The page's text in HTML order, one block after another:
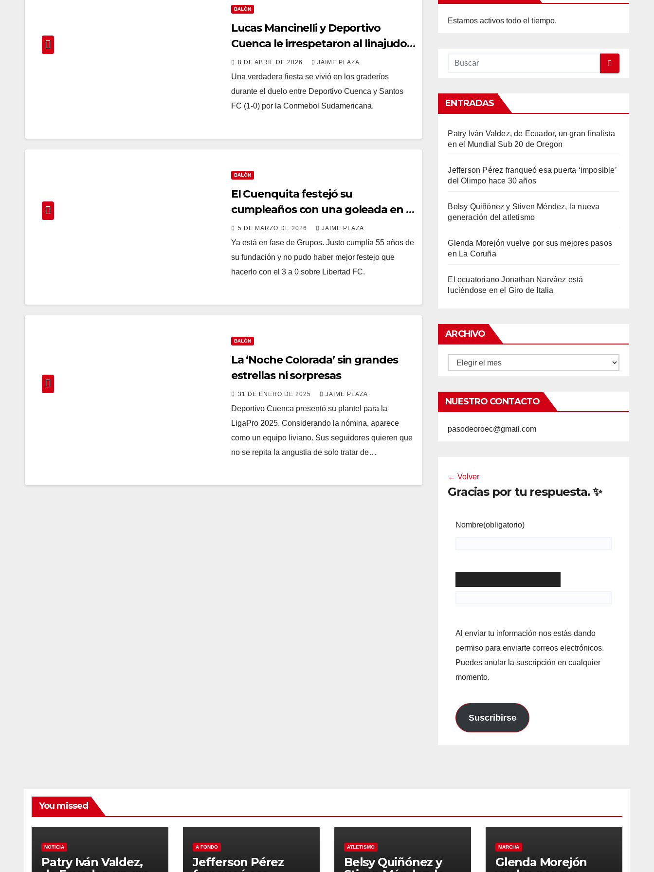
BALÓN
Lucas Mancinelli y Deportivo
Cuenca le irrespetaron al linajudo
Santos FC
8 DE ABRIL DE 2026 JAIME PLAZA
Una verdadera fiesta se vivió en los graderíos
durante el duelo entre Deportivo Cuenca y Santos
FC (1-0) por la Conmebol Sudamericana.
BALÓN
El Cuenquita festejó su
cumpleaños con una goleada en la
Sudamericana
5 DE MARZO DE 2026 JAIME PLAZA
Ya está en fase de Grupos. Justo cumplía 55 años de
su fundación y no pudo haber mejor festejo que
hacerlo con el 3 a 0 sobre Libertad FC.
BALÓN
La ‘Noche Colorada’ sin grandes
estrellas ni sorpresas
31 DE ENERO DE 2025 JAIME PLAZA
Deportivo Cuenca presentó su plantel para la
LigaPro 2025. Considerando la nómina, aparece
como un equipo liviano. Sus seguidores quieren que
no se repita la angustia de solo tratar de…
Estamos activos todo el tiempo.
ENTRADAS
Patry Iván Valdez, de Ecuador, un gran finalista
en el Mundial Sub 20 de Oregon
Jefferson Pérez franqueó esa puerta ‘imposible’
del Olimpo hace 30 años
Belsy Quiñónez y Stiven Méndez, la nueva
generación del atletismo
Glenda Morejón vuelve por sus mejores pasos
en La Coruña
El ecuatoriano Jonathan Narváez está
luciéndose en el Giro de Italia
ARCHIVO
Archivo
NUESTRO CONTACTO
pasodeoroec@gmail.com
← Volver
Gracias por tu respuesta. ✨
Nombre(obligatorio)
Al enviar tu información nos estás dando
permiso para enviarte correos electrónicos.
Puedes anular la suscripción en cualquier
momento.
Suscribirse
You missed
NOTICIA
Patry Iván Valdez,
A FONDO
Jefferson Pérez
ATLETISMO
Belsy Quiñónez y
MARCHA
Glenda Morejón